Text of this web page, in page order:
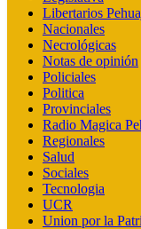
Libertarios
Nacionales
Necrológicas
Notas de opinión
Policiales
Politica
Provinciales
Radio Magica
Regionales
Salud
Sociales
Tecnologia
UCR
Union por la